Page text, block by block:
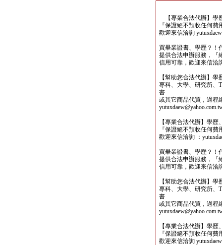
【專業合法代辦】學
『保證絕不預收任何
歡迎來信洽詢
買畢業證書、學歷？！
提供合法申辦服務，『
信用可靠，歡迎來信洽
【幫助您合法代辦】
專科、大學、研究所、
書
或其它商品代買，過程
【專業合法代辦】學
『保證絕不預收任何
歡迎來信洽詢 ：
買畢業證書、學歷？！
提供合法申辦服務，『
信用可靠，歡迎來信洽
【幫助您合法代辦】
專科、大學、研究所、
書
或其它商品代買，過程
【專業合法代辦】學
『保證絕不預收任何
歡迎來信洽詢